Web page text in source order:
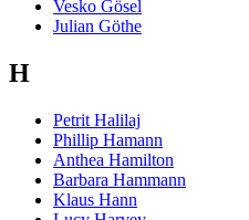
Vesko Gösel
Julian Göthe
H
Petrit Halilaj
Phillip Hamann
Anthea Hamilton
Barbara Hammann
Klaus Hann